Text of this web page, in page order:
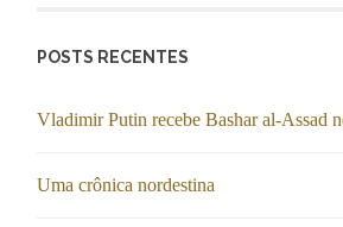
POSTS RECENTES
Vladimir Putin recebe Bashar al-Assad
Uma crônica nordestina